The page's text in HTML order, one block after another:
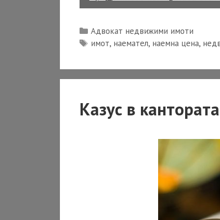
Categories
Адвокат недвижими имоти
Tags
имот, наемател, наемна цена,
Казус в кантората